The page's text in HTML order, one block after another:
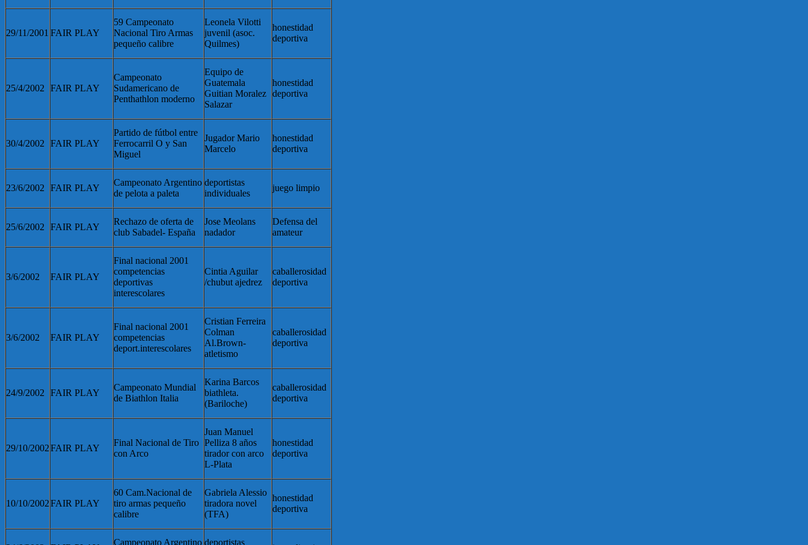
29/11/2001 FAIR PLAY
59 Campeonato
Nacional Tiro Armas
pequeño calibre
Leonela Vilotti
juvenil (asoc.
Quilmes)
honestidad
deportiva
25/4/2002 FAIR PLAY
Campeonato
Sudamericano de
Penthathlon moderno
Equipo de
Guatemala
Guitian Moralez
Salazar
honestidad
deportiva
30/4/2002 FAIR PLAY
Partido de fútbol entre
Ferrocarril O y San
Miguel
Jugador Mario
Marcelo
honestidad
deportiva
23/6/2002 FAIR PLAY
Campeonato Argentino
de pelota a paleta
deportistas
individuales
juego limpio
25/6/2002 FAIR PLAY
Rechazo de oferta de
club Sabadel- España
Jose Meolans
nadador
Defensa del
amateur
3/6/2002 FAIR PLAY
Final nacional 2001
competencias
deportivas
interescolares
Cintia Aguilar
/chubut ajedrez
caballerosidad
deportiva
3/6/2002 FAIR PLAY
Final nacional 2001
competencias
deport.interescolares
Cristian Ferreira
Colman
Al.Brown-
atletismo
caballerosidad
deportiva
24/9/2002 FAIR PLAY
Campeonato Mundial
de Biathlon Italia
Karina Barcos
biathleta.
(Bariloche)
caballerosidad
deportiva
29/10/2002FAIR PLAY
Final Nacional de Tiro
con Arco
Juan Manuel
Pelliza 8 años
tirador con arco
L-Plata
honestidad
deportiva
10/10/2002FAIR PLAY
60 Cam.Nacional de
tiro armas pequeño
calibre
Gabriela Alessio
tiradora novel
(TFA)
honestidad
deportiva
Campeonato Argentino deportistas